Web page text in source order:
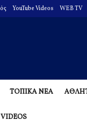
YouTube Videos WEB TV
ΤΟΠΙΚΑ ΝΕΑ
VIDEOS